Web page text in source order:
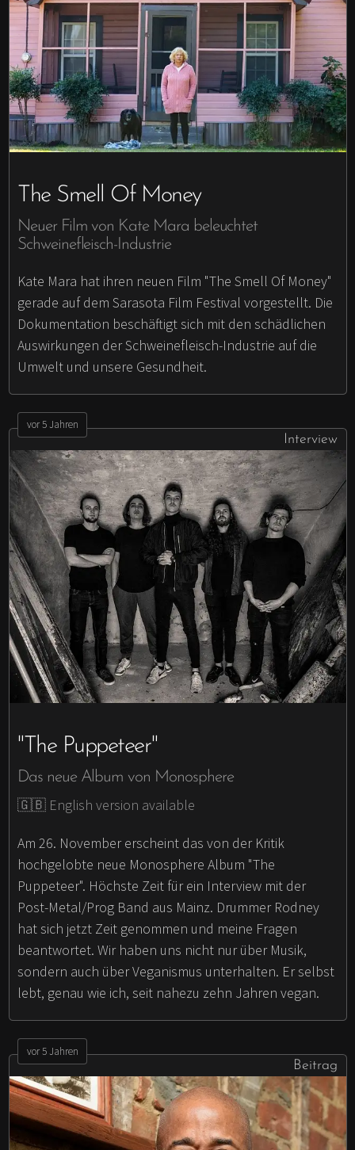
The Smell Of Money
Neuer Film von Kate Mara beleuchtet
Schweinefleisch-Industrie
Kate Mara hat ihren neuen Film "The Smell Of Money"
gerade auf dem Sarasota Film Festival vorgestellt. Die
Dokumentation beschäftigt sich mit den schädlichen
Auswirkungen der Schweinefleisch-Industrie auf die
Umwelt und unsere Gesundheit.
vor 5 Jahren
Interview
"The Puppeteer"
Das neue Album von Monosphere
🇬🇧 English version available
Am 26. November erscheint das von der Kritik
hochgelobte neue Monosphere Album "The
Puppeteer". Höchste Zeit für ein Interview mit der
Post-Metal/Prog Band aus Mainz. Drummer Rodney
hat sich jetzt Zeit genommen und meine Fragen
beantwortet. Wir haben uns nicht nur über Musik,
sondern auch über Veganismus unterhalten. Er selbst
lebt, genau wie ich, seit nahezu zehn Jahren vegan.
vor 5 Jahren
Beitrag